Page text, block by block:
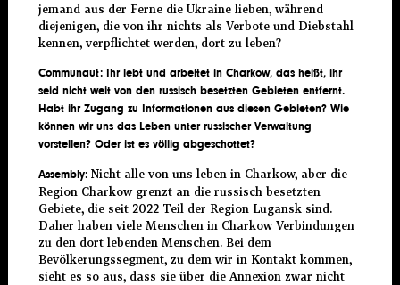
jemand aus der Ferne die Ukraine lieben, während
diejenigen, die von ihr nichts als Verbote und Diebstahl
kennen, verpflichtet werden, dort zu leben?
Communaut: Ihr lebt und arbeitet in Charkow, das heißt, ihr
seid nicht weit von den russisch besetzten Gebieten entfernt.
Habt ihr Zugang zu Informationen aus diesen Gebieten? Wie
können wir uns das Leben unter russischer Verwaltung
vorstellen? Oder ist es völlig abgeschottet?
Assembly: Nicht alle von uns leben in Charkow, aber die
Region Charkow grenzt an die russisch besetzten
Gebiete, die seit 2022 Teil der Region Lugansk sind.
Daher haben viele Menschen in Charkow Verbindungen
zu den dort lebenden Menschen. Bei dem
Bevölkerungssegment, zu dem wir in Kontakt kommen,
sieht es so aus, dass sie über die Annexion zwar nicht